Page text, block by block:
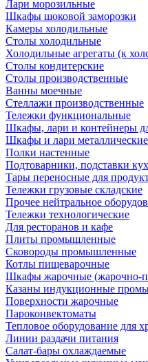
Лари морозильные
Шкафы шоковой заморозки
Камеры холодильные
Столы холодильные
Холодильные агрегаты (к
Столы кондитерские
Столы производственные
Ванны моечные
Стеллажи производственные
Тележки функциональные
Шкафы, лари и контейнеры
Шкафы и лари
Полки настенные
Подтоварники, подставки
Тары переносные для
Тележки грузовые складские
Прочее нейтральное
Тележки технологические
Для ресторанов и кафе
Плиты промышленные
Сковороды промышленные
Котлы пищеварочные
Шкафы жарочные (жарочно-
Казаны индукционные
Поверхности жарочные
Пароконвектоматы
Тепловое оборудование для
Линии раздачи питания
Салат-бары охлаждаемые